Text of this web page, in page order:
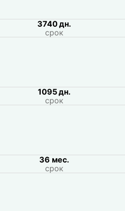
3740 дн.
срок
1095 дн.
срок
36 мес.
срок